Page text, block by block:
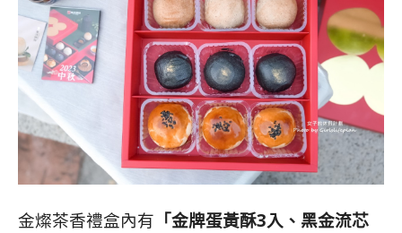
金燦茶香禮盒內有 「金牌蛋黃酥3入、黑金流芯